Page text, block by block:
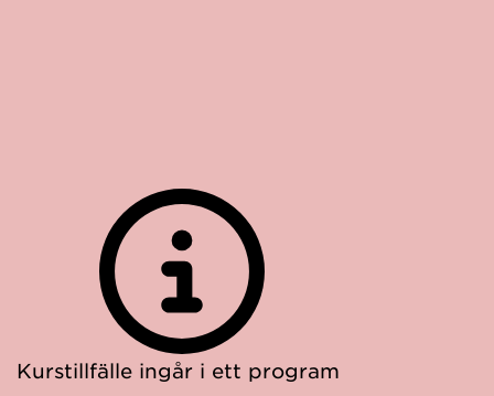
Kurstillfälle ingår i ett program